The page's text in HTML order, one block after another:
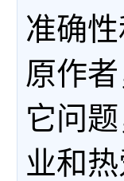
准确
原作
它问
业和